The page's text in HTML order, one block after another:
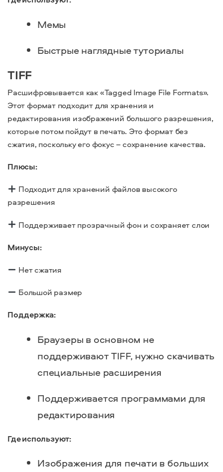
Мемы
Быстрые наглядные туториалы
TIFF
Расшифровывается как «Tagged Image File Formats».
Этот формат подходит для хранения и
редактирования изображений большого разрешения,
которые потом пойдут в печать. Это формат без
сжатия, поскольку его фокус – сохранение качества.
Плюсы:
Подходит для хранений файлов высокого
разрешения
Поддерживает прозрачный фон и сохраняет слои
Минусы:
Нет сжатия
Большой размер
Поддержка:
Браузеры в основном не
поддерживают TIFF, нужно скачивать
специальные расширения
Поддерживается программами для
редактирования
Где используют:
Изображения для печати в больших